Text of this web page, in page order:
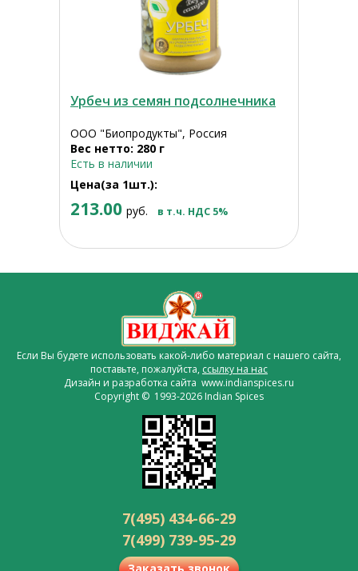
Урбеч из семян подсолнечника
ООО "Биопродукты", Россия
Вес нетто: 280 г
Есть в наличии
Цена(за 1шт.):
213.00 руб. в т.ч. НДС 5%
Если Вы будете использовать какой-либо материал с нашего сайта,
поставьте, пожалуйста, ссылку на нас
Дизайн и разработка сайта www.indianspices.ru
Copyright © 1993-2026 Indian Spices
7(495) 434-66-29
7(499) 739-95-29